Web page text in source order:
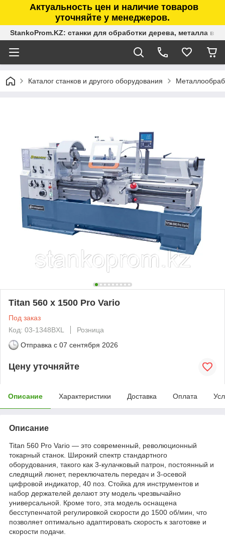
Актуальность цен и наличие товаров
уточняйте у менеджеров.
StankoProm.KZ: станки для обработки дерева, металла в
Каталог станков и другого оборудования
Titan 560 x 1500 Pro Vario
Под заказ
Код: 03-1348BXL
Розница
Отправка с 07 сентября 2026
Цену уточняйте
Описание Характеристики Доставка Оплата
Описание
Titan 560 Pro Vario — это современный, революционный
токарный станок. Широкий спектр стандартного
оборудования, такого как 3-кулачковый патрон, постоянный и
следящий люнет, переключатель передач и 3-осевой
цифровой индикатор, 40 поз. Стойка для инструментов и
набор держателей делают эту модель чрезвычайно
универсальной. Кроме того, эта модель оснащена
бесступенчатой регулировкой скорости до 1500 об/мин, что
позволяет оптимально адаптировать скорость к заготовке и
скорости подачи.